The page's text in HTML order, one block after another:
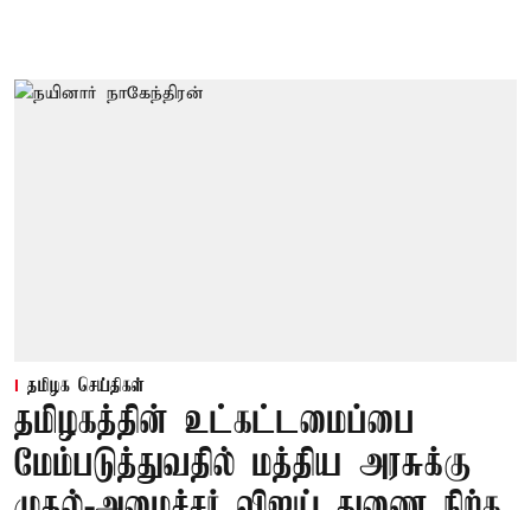
தமிழக செய்திகள்
தமிழகத்தின் உட்கட்டமைப்பை
மேம்படுத்துவதில் மத்திய அரசுக்கு